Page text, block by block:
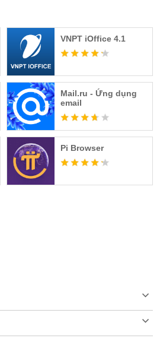
VNPT iOffice 4.1
Mail.ru - Ứng dụng
email
Pi Browser